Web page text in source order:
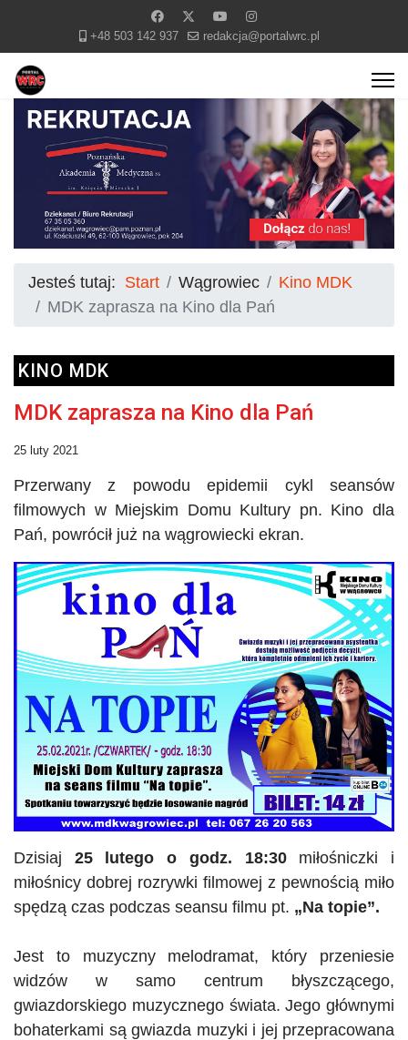
+48 503 142 937 redakcja@portalwrc.pl
Jesteś tutaj: Start Wągrowiec
Kino MDK
MDK zaprasza na Kino dla Pań
KINO MDK
MDK zaprasza na Kino dla Pań
25 luty 2021
Przerwany z powodu epidemii cykl seansów
filmowych w Miejskim Domu Kultury pn. Kino dla
Pań, powrócił już na wągrowiecki ekran.
Dzisiaj 25 lutego o godz. 18:30miłośniczki i
miłośnicy dobrej rozrywki filmowej z pewnością miło
spędzą czas podczas seansu filmu pt. „Na topie”.
Jest to muzyczny melodramat, który przeniesie
widzów w samo centrum błyszczącego,
gwiazdorskiego muzycznego świata. Jego głównymi
bohaterkami są gwiazda muzyki i jej przepracowana